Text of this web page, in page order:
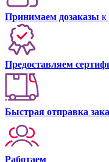
Принимаем дозаказы к
Предоставляем
Быстрая отправка
Работаем